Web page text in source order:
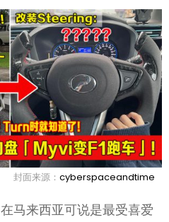
封面来源： cyberspaceandtime
马来西亚可说是最受喜爱